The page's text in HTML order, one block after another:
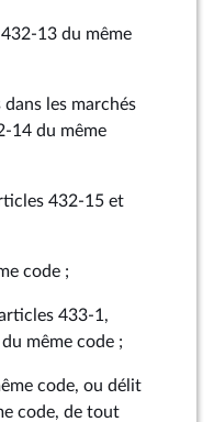
du même
dans les marchés
du même
432‑15 et
code ;
433‑1,
même code ;
code, ou délit
code, de tout